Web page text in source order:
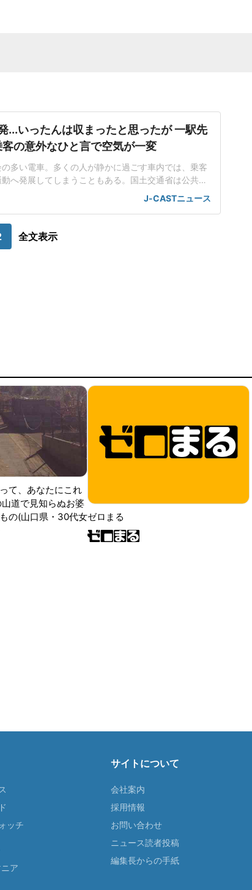
...いったんは収まったと思ったが 一駅先
の意外なひと言で空気が一変
多い電車。多くの人が静かに過ごす車内では、乗客
へ発展してしまうこともある。国土交通省は公共交
囲への配慮やマナーを守るよう呼びかけている。一
迷惑行為などに遭遇し戸惑う人も少なくない。佐藤健
男性が足を滑らせ、車内は騒然そ
J-CASTニュース
全文表示
て、あなたにこれ
道で見知らぬお婆
の(山口県・30代女ゼロまる
ッチ
ア
サイトについて
会社案内
採用情報
お問い合わせ
ニュース読者投稿
編集長からの手紙